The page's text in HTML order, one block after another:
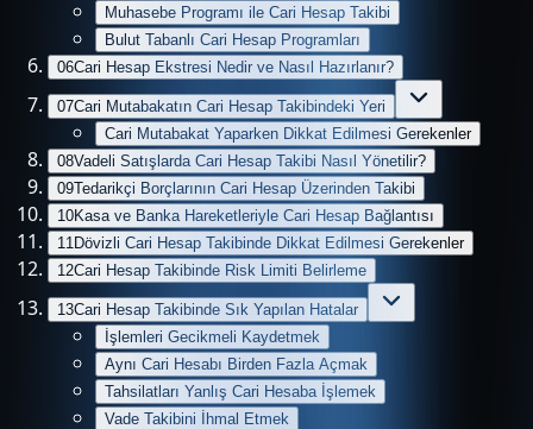
Muhasebe Programı ile Cari Hesap Takibi
Bulut Tabanlı Cari Hesap Programları
06Cari Hesap Ekstresi Nedir ve Nasıl Hazırlanır?
07Cari Mutabakatın Cari Hesap Takibindeki Yeri
Cari Mutabakat Yaparken Dikkat Edilmesi Gerekenler
08Vadeli Satışlarda Cari Hesap Takibi Nasıl Yönetilir?
09Tedarikçi Borçlarının Cari Hesap Üzerinden Takibi
10Kasa ve Banka Hareketleriyle Cari Hesap Bağlantısı
11 Dövizli Cari Hesap Takibinde Dikkat Edilmesi Gerekenler
12Cari Hesap Takibinde Risk Limiti Belirleme
13Cari Hesap Takibinde Sık Yapılan Hatalar
İşlemleri Gecikmeli Kaydetmek
Aynı Cari Hesabı Birden Fazla Açmak
Tahsilatları Yanlış Cari Hesaba İşlemek
Vade Takibini İhmal Etmek